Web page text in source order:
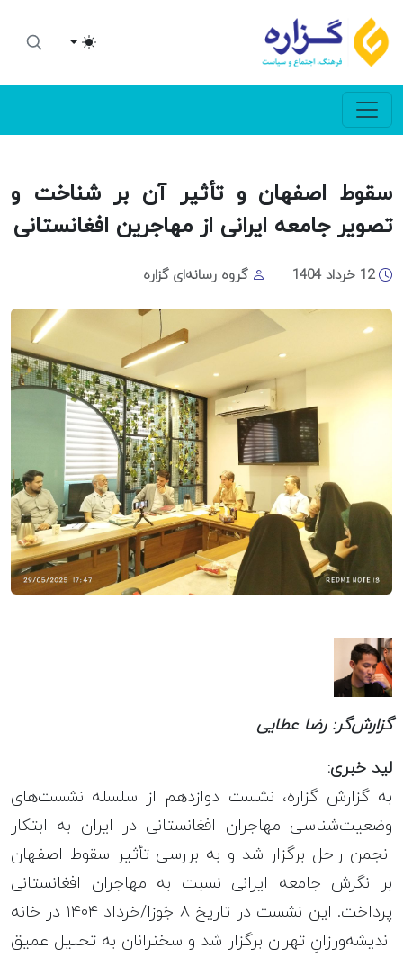
Toggle theme
سقوط اصفهان و تأثیر آن بر شناخت و
تصویر جامعه ایرانی از مهاجرین افغانستانی
12 خرداد 1404 گروه رسانه‌ای گزاره
گزارش‌گر: رضا عطایی
لید خبری:
به گزارش گزاره، نشست دوازدهم از سلسله نشست‌های
وضعیت‌شناسی مهاجران افغانستانی در ایران به ابتکار
انجمن راحل برگزار شد و به بررسی تأثیر سقوط اصفهان
بر نگرش جامعه ایرانی نسبت به مهاجران افغانستانی
پرداخت. این نشست در تاریخ ۸ جَوزا/خرداد ۱۴۰۴ در خانه
اندیشه‌ورزانِ تهران برگزار شد و سخنرانان به تحلیل عمیق